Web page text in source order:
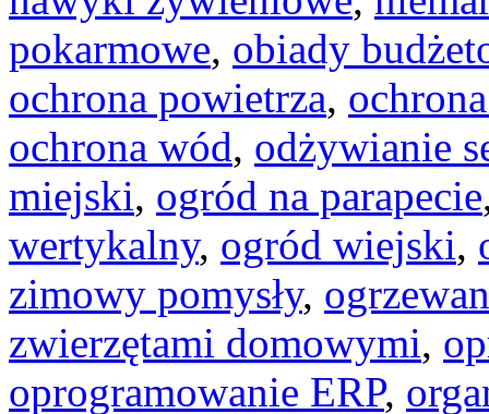
pokarmowe, obiady
ochrona powietrza,
ochrona wód, odżywianie
miejski, ogród na parapecie
wertykalny, ogród wiejski,
zimowy pomysły,
zwierzętami domowymi,
oprogramowanie ERP,